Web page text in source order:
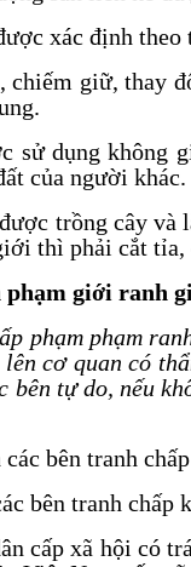
xác định
chiếm giữ, thay
sử dụng không
của người khác.
trồng cây và
thì phải cắt
phạm giới ranh
phạm phạm
cơ quan có
bên tự do, nếu
bên tranh
bên tranh
cấp xã hội có